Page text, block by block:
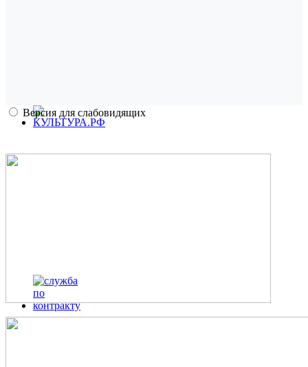
Версия для слабовидящих